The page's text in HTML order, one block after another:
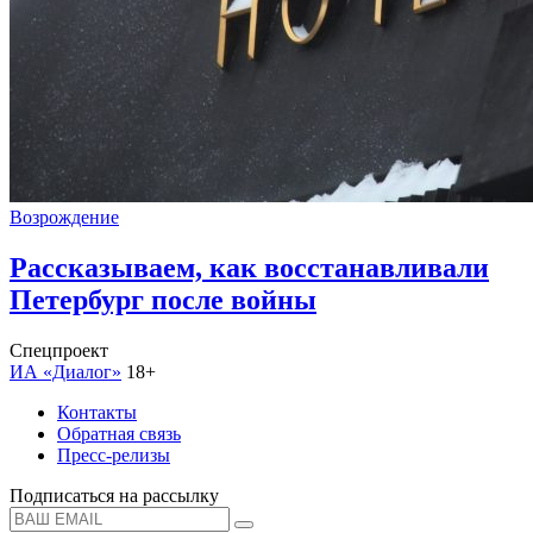
Возрождение
Рассказываем, как восстанавливали
Петербург после войны
Спецпроект
ИА «Диалог» 18+
Контакты
Обратная связь
Пресс-релизы
Подписаться на рассылку